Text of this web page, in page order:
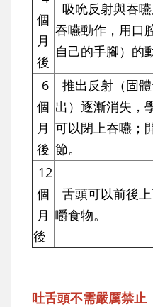
個
月
後
吸吮反射與吞
吞嚥動作，用口
自己的手腳）的
6
個
月
後
推出反射（固
出）逐漸消失，
可以閉上吞嚥；
節。
12
個
月
後
舌頭可以前後
嚼食物。
吐舌頭不需嚴厲禁止